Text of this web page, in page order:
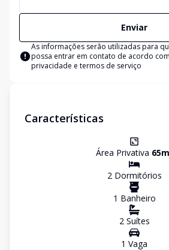
Enviar
As informações serão utilizadas para
possa entrar em contato de acordo
privacidade e termos de serviço
Características
Área Privativa 65
2Dormitórios
1 Banheiro
2Suítes
1 Vaga